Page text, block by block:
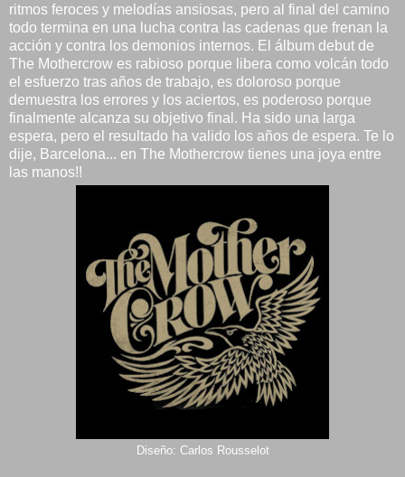
ritmos feroces y melodías ansiosas, pero al final del camino
todo termina en una lucha contra las cadenas que frenan la
acción y contra los demonios internos. El álbum debut de
The Mothercrow es rabioso porque libera como volcán todo
el esfuerzo tras años de trabajo, es doloroso porque
demuestra los errores y los aciertos, es poderoso porque
finalmente alcanza su objetivo final. Ha sido una larga
espera, pero el resultado ha valido los años de espera. Te lo
dije, Barcelona... en The Mothercrow tienes una joya entre
las manos!!
Diseño: Carlos Rousselot